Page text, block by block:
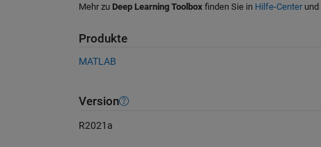
Mehr zu Deep Learning Toolbox finden Sie in Hilfe-Centerund
Produkte
MATLAB
Version
R2021a